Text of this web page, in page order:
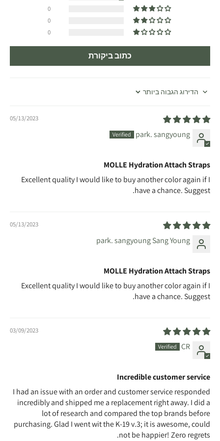
0
0
0
כתוב ביקורת
Sort by
05/13/2023
park. sangyoung
MOLLE Hydration Attach Straps
Excellent quality I would like to buy another color again if I
have a chance. Suggest.
05/13/2023
park. sangyoung Sang Young
MOLLE Hydration Attach Straps
Excellent quality I would like to buy another color again if I
have a chance. Suggest.
03/09/2023
CR
Incredible customer service
I had an issue with an order and customer service responded
incredibly and shipped me a replacement right away. I did a
lot of research and compared the top brands before
purchasing. Glad I went wit the K-19 v.3; it is awesome, could
not be happier! Zero regrets.